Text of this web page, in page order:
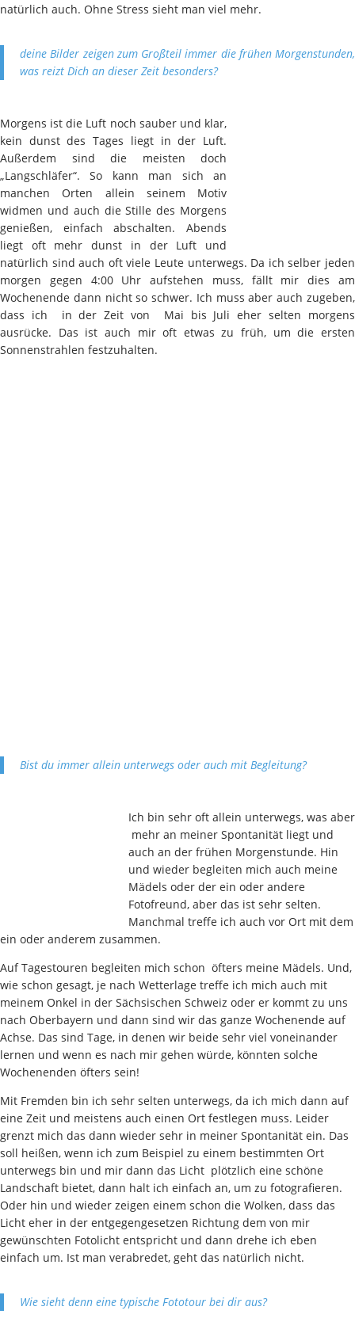
natürlich auch. Ohne Stress sieht man viel mehr.
deine Bilder zeigen zum Großteil immer die frühen Morgenstunden,
was reizt Dich an dieser Zeit besonders?
Morgens ist die Luft noch sauber und klar,
kein dunst des Tages liegt in der Luft.
Außerdem sind die meisten doch
„Langschläfer“. So kann man sich an
manchen Orten allein seinem Motiv
widmen und auch die Stille des Morgens
genießen, einfach abschalten. Abends
liegt oft mehr dunst in der Luft und
natürlich sind auch oft viele Leute unterwegs. Da ich selber jeden
morgen gegen 4:00 Uhr aufstehen muss, fällt mir dies am
Wochenende dann nicht so schwer. Ich muss aber auch zugeben,
dass ich in der Zeit von Mai bis Juli eher selten morgens
ausrücke. Das ist auch mir oft etwas zu früh, um die ersten
Sonnenstrahlen festzuhalten.
Bist du immer allein unterwegs oder auch mit Begleitung?
Ich bin sehr oft allein unterwegs, was aber
mehr an meiner Spontanität liegt und
auch an der frühen Morgenstunde. Hin
und wieder begleiten mich auch meine
Mädels oder der ein oder andere
Fotofreund, aber das ist sehr selten.
Manchmal treffe ich auch vor Ort mit dem
ein oder anderem zusammen.
Auf Tagestouren begleiten mich schon öfters meine Mädels. Und,
wie schon gesagt, je nach Wetterlage treffe ich mich auch mit
meinem Onkel in der Sächsischen Schweiz oder er kommt zu uns
nach Oberbayern und dann sind wir das ganze Wochenende auf
Achse. Das sind Tage, in denen wir beide sehr viel voneinander
lernen und wenn es nach mir gehen würde, könnten solche
Wochenenden öfters sein!
Mit Fremden bin ich sehr selten unterwegs, da ich mich dann auf
eine Zeit und meistens auch einen Ort festlegen muss. Leider
grenzt mich das dann wieder sehr in meiner Spontanität ein. Das
soll heißen, wenn ich zum Beispiel zu einem bestimmten Ort
unterwegs bin und mir dann das Licht plötzlich eine schöne
Landschaft bietet, dann halt ich einfach an, um zu fotografieren.
Oder hin und wieder zeigen einem schon die Wolken, dass das
Licht eher in der entgegengesetzen Richtung dem von mir
gewünschten Fotolicht entspricht und dann drehe ich eben
einfach um. Ist man verabredet, geht das natürlich nicht.
Wie sieht denn eine typische Fototour bei dir aus?